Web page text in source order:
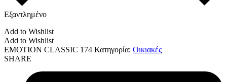
Εξαντλημένο
Add to Wishlist
Add to Wishlist
EMOTION CLASSIC 174 Κατηγορία: Οικιακές
SHARE